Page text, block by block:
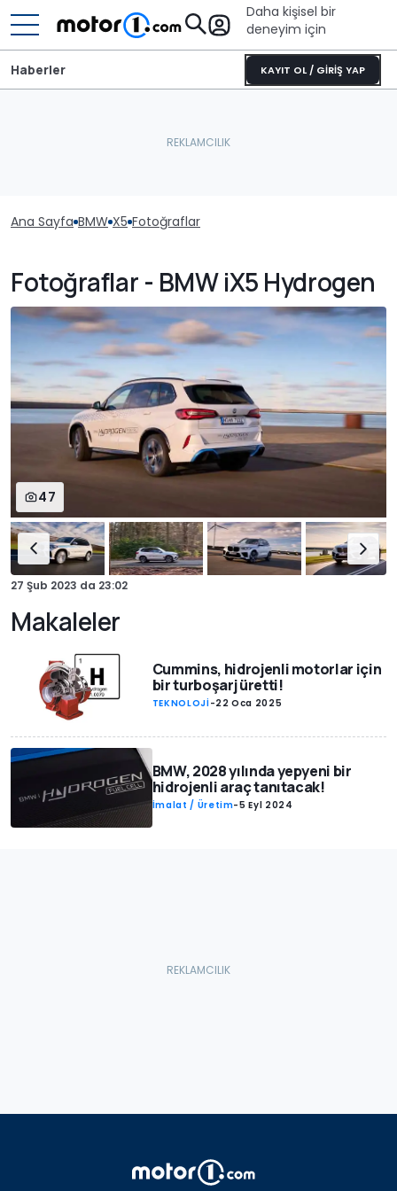
Daha kişisel bir
deneyim için
KAYIT OL / GİRİŞ YAP
Haberler
Ana Sayfa BMW X5 Fotoğraflar
Fotoğraflar - BMW iX5 Hydrogen
47
27 Şub 2023 da 23:02
Makaleler
Cummins, hidrojenli motorlar için
bir turboşarj üretti!
TEKNOLOJİ-22 Oca 2025
BMW, 2028 yılında yepyeni bir
hidrojenli araç tanıtacak!
İmalat / Üretim-5 Eyl 2024